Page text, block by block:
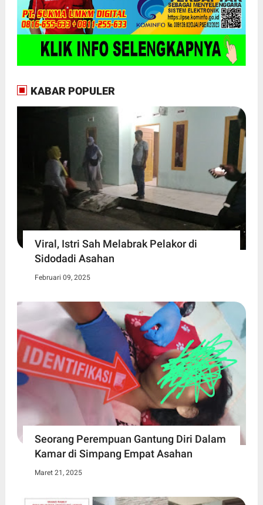
KABAR POPULER
Viral, Istri Sah Melabrak Pelakor di
Sidodadi Asahan
Februari 09, 2025
Seorang Perempuan Gantung Diri Dalam
Kamar di Simpang Empat Asahan
Maret 21, 2025